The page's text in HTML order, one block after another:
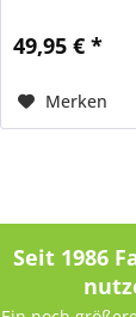
49,95 € *
Merken
Seit 1986